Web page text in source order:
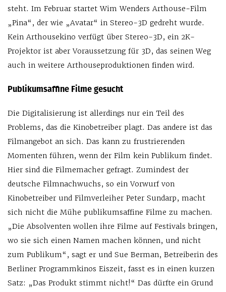
steht. Im Februar startet Wim Wenders Arthouse-Film
„Pina“, der wie „Avatar“ in Stereo-3D gedreht wurde.
Kein Arthousekino verfügt über Stereo-3D, ein 2K-
Projektor ist aber Voraussetzung für 3D, das seinen Weg
auch in weitere Arthouseproduktionen finden wird.
Publikumsaffine Filme gesucht
Die Digitalisierung ist allerdings nur ein Teil des
Problems, das die Kinobetreiber plagt. Das andere ist das
Filmangebot an sich. Das kann zu frustrierenden
Momenten führen, wenn der Film kein Publikum findet.
Hier sind die Filmemacher gefragt. Zumindest der
deutsche Filmnachwuchs, so ein Vorwurf von
Kinobetreiber und Filmverleiher Peter Sundarp, macht
sich nicht die Mühe publikumsaffine Filme zu machen.
„Die Absolventen wollen ihre Filme auf Festivals bringen,
wo sie sich einen Namen machen können, und nicht
zum Publikum“, sagt er und Sue Berman, Betreiberin des
Berliner Programmkinos Eiszeit, fasst es in einen kurzen
Satz: „Das Produkt stimmt nicht!“ Das dürfte ein Grund